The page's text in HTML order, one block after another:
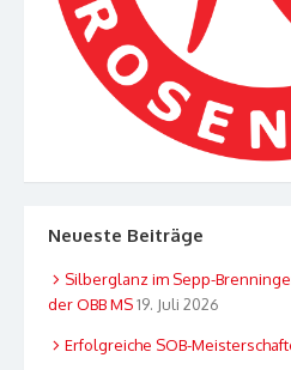
Neueste Beiträge
Silberglanz im Sepp-
der OBB MS19. Juli 2026
Erfolgreiche SOB-